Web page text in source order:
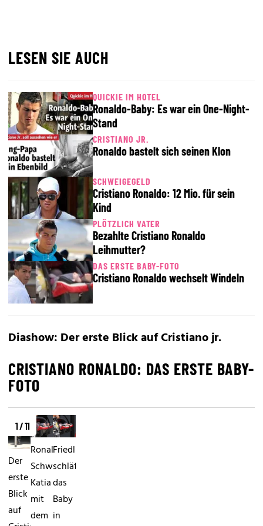
LESEN SIE AUCH
QUICKIE IM HOTEL
Ronaldo-Baby: Es war ein One-Night-
Stand
CRISTIANO JR.
Ronaldo bastelt sich seinen Klon
SCHWEIGEGELD
Cristiano Ronaldo: 12 Mio. für sein
Kind
PLÖTZLICH VATER
Bezahlte Cristiano Ronaldo
Leihmutter?
DAS ERSTE BABY-FOTO
Cristiano Ronaldo wechselt Windeln
Diashow: Der erste Blick auf Cristiano jr.
CRISTIANO RONALDO: DAS ERSTE BABY-
FOTO
1 / 11
Der
erste
Blick
auf
Ronaldos
Schwester
Katia
mit
dem
Friedlich
schläft
das
Baby
in